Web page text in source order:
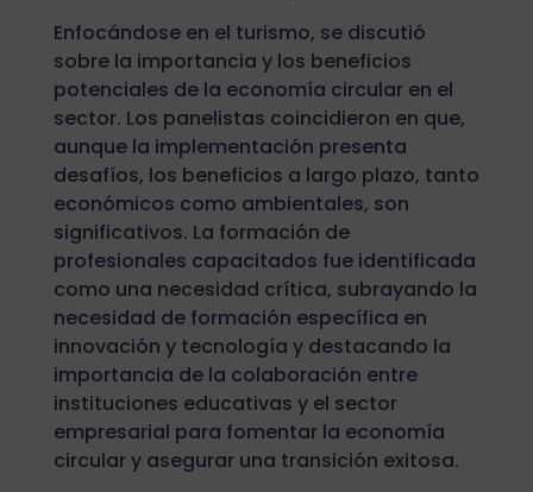
Enfocándose en el turismo, se discutió
sobre la importancia y los beneficios
potenciales de la economía circular en el
sector. Los panelistas coincidieron en que,
aunque la implementación presenta
desafíos, los beneficios a largo plazo, tanto
económicos como ambientales, son
significativos. La formación de
profesionales capacitados fue identificada
como una necesidad crítica, subrayando la
necesidad de formación específica en
innovación y tecnología y destacando la
importancia de la colaboración entre
instituciones educativas y el sector
empresarial para fomentar la economía
circular y asegurar una transición exitosa.